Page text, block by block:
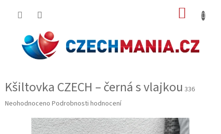
Kšiltovka CZECH – černá s vlajkou 336
Průměrné
Neohodnoceno Podrobnosti hodnocení